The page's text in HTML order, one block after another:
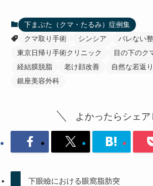
下まぶた（クマ・たるみ）症例集
クマ取り手術
シンシア バレない
東京日帰り手術クリニック
目の下のク
経結膜脱脂
老け顔改善 自然な若返り
銀座美容外科
よかったらシェア
下眼瞼における眼窩脂肪突